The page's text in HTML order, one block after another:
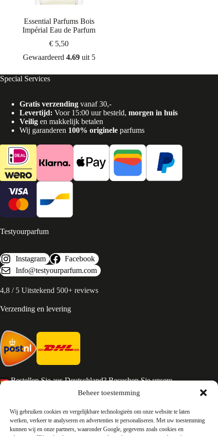
Beheer toestemming
Wij gebruiken cookies en vergelijkbare technologieën om onze website te laten
werken, verkeer te analyseren en advertenties te personaliseren. Met uw toestemming
kunnen wij en onze partners, waaronder Google, gegevens zoals cookies en
Essential Parfums Bois
Impérial Eau de Parfum
€ 5,50
Gewaardeerd 4.69uit 5
Special Services
Gratis verzending vanaf 30,-
Levertijd: Voor 15:00 uur besteld, morgen in huis
Veilig en makkelijk betalen
Wij garanderen 100% originele parfums
Testyourparfum
Instagram
Facebook
Info@testyourparfum.com
4,8 / 5 Uitstekend 500+ reviews
Verzending en levering
Bestellen Sie aus Deutschland? Besuchen Sie unsere
Services en Contact
Algemene voorwaarden